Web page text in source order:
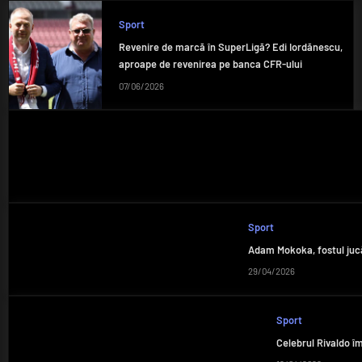
Sport
Revenire de marcă în SuperLigă? Edi Iordănescu,
aproape de revenirea pe banca CFR-ului
07/06/2026
Sport
Adam Mokoka, fostul
29/04/2026
Sport
Celebrul Rivaldo